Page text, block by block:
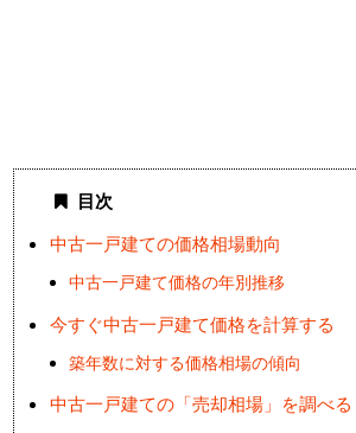
目次
中古一戸建ての価格相場動向
中古一戸建て価格の年別推移
今すぐ中古一戸建て価格を計算する
築年数に対する価格相場の傾向
中古一戸建ての「売却相場」を調べる